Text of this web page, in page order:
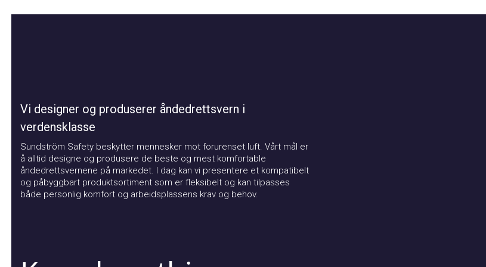
Vi designer og produserer åndedrettsvern i
verdensklasse
Sundström Safety beskytter mennesker mot forurenset luft. Vårt mål er
å alltid designe og produsere de beste og mest komfortable
åndedrettsvernene på markedet. I dag kan vi presentere et kompatibelt
og påbyggbart produktsortiment som er fleksibelt og kan tilpasses
både personlig komfort og arbeidsplassens krav og behov.